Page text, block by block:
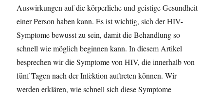
Auswirkungen auf die körperliche und geistige Gesundheit
einer Person haben kann. Es ist wichtig, sich der HIV-
Symptome bewusst zu sein, damit die Behandlung so
schnell wie möglich beginnen kann. In diesem Artikel
besprechen wir die Symptome von HIV, die innerhalb von
fünf Tagen nach der Infektion auftreten können. Wir
werden erklären, wie schnell sich diese Symptome